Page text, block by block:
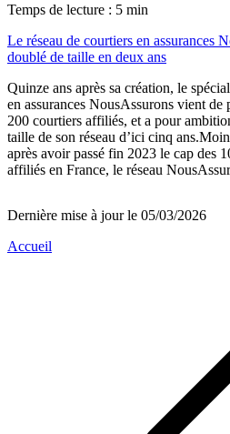
Temps de lecture : 5 min
Le réseau de courtiers en assurances
doublé de taille en deux ans
Quinze ans après sa création, le
en assurances NousAssurons vient de
200 courtiers affiliés, et a pour
taille de son réseau d’ici cinq
après avoir passé fin 2023 le cap des
affiliés en France, le réseau
Dernière mise à jour le 05/03/2026
Accueil